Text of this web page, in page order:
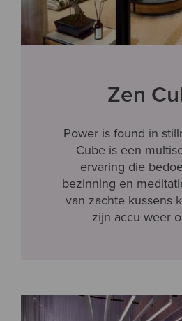
Zen
Power is found in
Cube is een
ervaring die
bezinning en
van zachte kussens
zijn accu weer